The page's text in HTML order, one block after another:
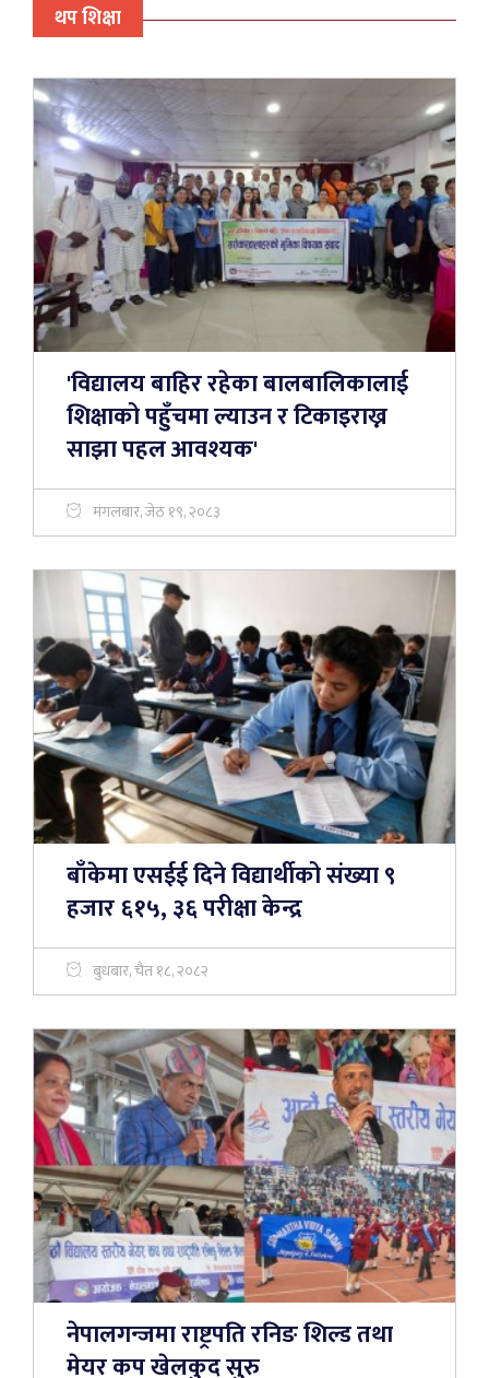
थप शिक्षा
'विद्यालय बाहिर रहेका बालबालिकालाई
शिक्षाको पहुँचमा ल्याउन र टिकाइराख्न
साझा पहल आवश्यक'
मंगलबार, जेठ १९, २०८३
बाँकेमा एसईई दिने विद्यार्थीको संख्या ९
हजार ६१५, ३६ परीक्षा केन्द्र
बुधबार, चैत १८, २०८२
नेपालगन्जमा राष्ट्रपति रनिङ शिल्ड तथा
मेयर कप खेलकुद सुरु